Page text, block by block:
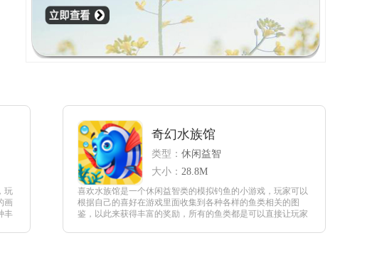
玩
画
丰
奇幻水族馆
类型： 休闲益智
大小： 28.8M
喜欢水族馆是一个休闲益智类的模拟钓鱼的小游戏，玩家可以
根据自己的喜好在游戏里面收集到各种各样的鱼类相关的图
鉴，以此来获得丰富的奖励，所有的鱼类都是可以直接让玩家